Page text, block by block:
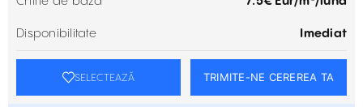
Disponibilitate Imediat
SELECTEAZĂ TRIMITE-NE CEREREA TA